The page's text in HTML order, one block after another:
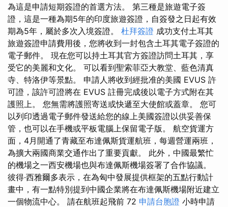
為這是申請短期簽證的首選方法。 第三種是旅遊電子簽
證，這是一種為期5年的印度旅遊簽證，自簽發之日起有效
期為5年，屬於多次入境簽證。 杜拜簽證 成功支付土耳其
旅遊簽證申請費用後，您將收到一封包含土耳其電子簽證的
電子郵件。 現在您可以持土耳其官方簽證訪問土耳其，享
受它的美麗和文化。 可以看到聖索菲亞大教堂、藍色清真
寺、特洛伊等景點。 申請人將收到經批准的美國 EVUS 許
可證，該許可證將在 EVUS 註冊完成後以電子方式附在其
護照上。 您無需將護照寄送或快遞至大使館或蓋章。 您可
以列印透過電子郵件發送給您的線上美國簽證以供妥善保
管，也可以在手機或平板電腦上保留電子版。 航空貨運方
面，4月開通了青藏至布達佩斯貨運航班，每週營運兩班，
為擴大兩國商業交通作出了重要貢獻。 此外，中國最繁忙
的機場之一西安機場也與布達佩斯機場簽署了合作協議。
彼得·西雅爾多表示，在為匈中發展提供框架的五點行動計
畫中，有一點特別提到中國企業將在布達佩斯機場附近建立
一個物流中心。 請在航班起飛前 72 申請台胞證 小時申請